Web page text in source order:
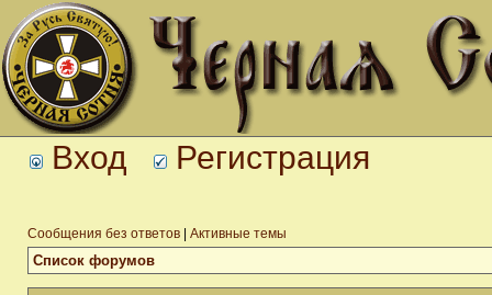
Вход Регистрация
Сообщения без ответов Активные темы
Список форумов